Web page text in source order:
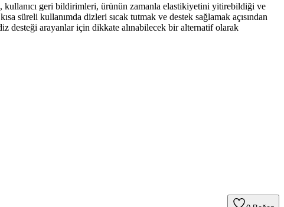
kullanıcı geri bildirimleri, ürünün zamanla elastikiyetini yitirebildiği ve
süreli kullanımda dizleri sıcak tutmak ve destek sağlamak açısından
desteği arayanlar için dikkate alınabilecek bir alternatif olarak